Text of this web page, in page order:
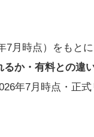
月時点）をもとに
か・有料との違
年7月時点・正式